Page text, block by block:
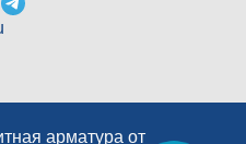
арматура от